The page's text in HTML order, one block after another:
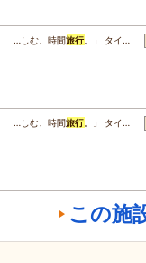
…しむ、時間旅行。」 タイ…
…しむ、時間旅行。」 タイ…
この施